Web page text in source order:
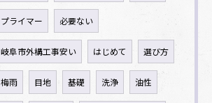
プライマー 必要ない
岐阜市外構工事安い はじめて 選び方
梅雨 目地 基礎 洗浄 油性